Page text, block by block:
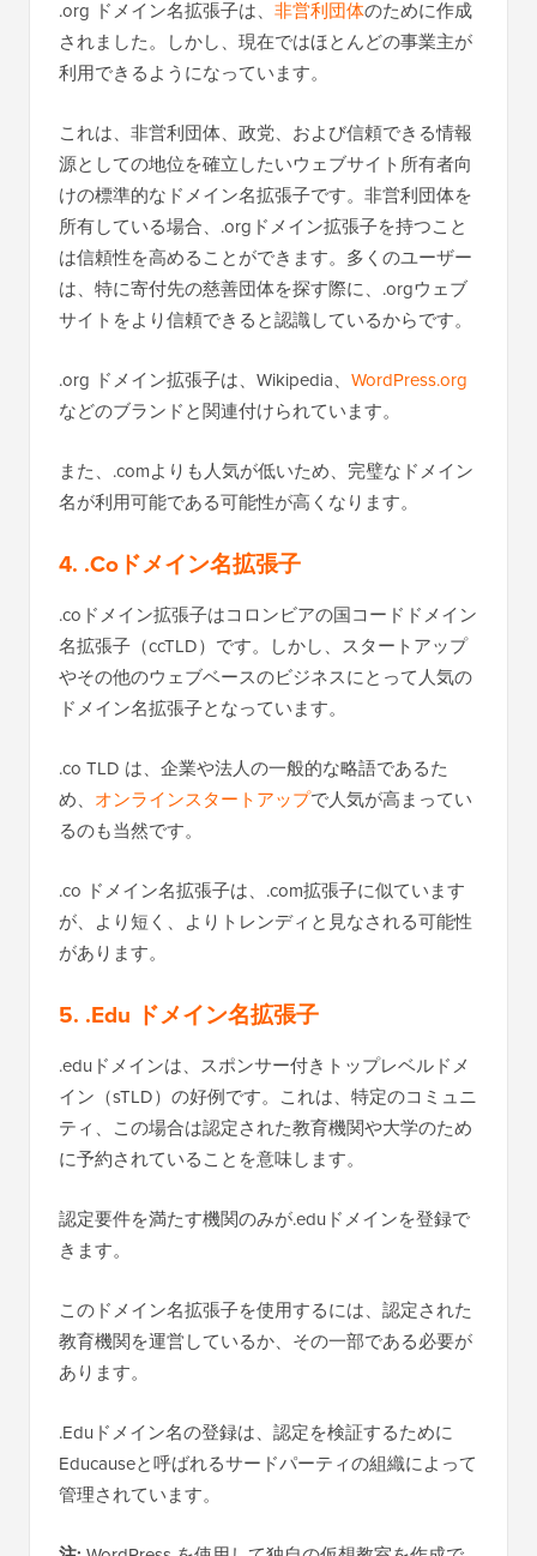
.org ドメイン名拡張子は、 非営利団体のために作成
されました。しかし、現在ではほとんどの事業主が
利用できるようになっています。
これは、非営利団体、政党、および信頼できる情報
源としての地位を確立したいウェブサイト所有者向
けの標準的なドメイン名拡張子です。非営利団体を
所有している場合、.orgドメイン拡張子を持つこと
は信頼性を高めることができます。多くのユーザー
は、特に寄付先の慈善団体を探す際に、.orgウェブ
サイトをより信頼できると認識しているからです。
.org ドメイン拡張子は、Wikipedia、 WordPress.org
などのブランドと関連付けられています。
また、.comよりも人気が低いため、完璧なドメイン
名が利用可能である可能性が高くなります。
4. .Coドメイン名拡張子
.coドメイン拡張子はコロンビアの国コードドメイン
名拡張子（ccTLD）です。しかし、スタートアップ
やその他のウェブベースのビジネスにとって人気の
ドメイン名拡張子となっています。
.co TLD は、企業や法人の一般的な略語であるた
め、 オンラインスタートアップで人気が高まってい
るのも当然です。
.co ドメイン名拡張子は、.com拡張子に似ています
が、より短く、よりトレンディと見なされる可能性
があります。
5. .Edu ドメイン名拡張子
.eduドメインは、スポンサー付きトップレベルドメ
イン（sTLD）の好例です。これは、特定のコミュニ
ティ、この場合は認定された教育機関や大学のため
に予約されていることを意味します。
認定要件を満たす機関のみが.eduドメインを登録で
きます。
このドメイン名拡張子を使用するには、認定された
教育機関を運営しているか、その一部である必要が
あります。
.Eduドメイン名の登録は、認定を検証するために
Educauseと呼ばれるサードパーティの組織によって
管理されています。